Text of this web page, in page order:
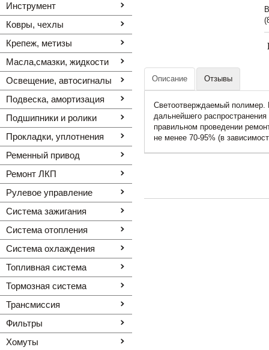
Инструмент
Ковры, чехлы
Крепеж, метизы
Масла,смазки, жидкости
Освещение, автоcигналы
Подвеска, амортизация
Подшипники и ролики
Прокладки, уплотнения
Ременный привод
Ремонт ЛКП
Рулевое управление
Система зажигания
Система отопления
Система охлаждения
Топливная система
Тормозная система
Трансмиссия
Фильтры
Хомуты
Описание Отзывы
Светоотверждаемый полимер.
дальнейшего
правильном проведении
не менее 70-95% (в